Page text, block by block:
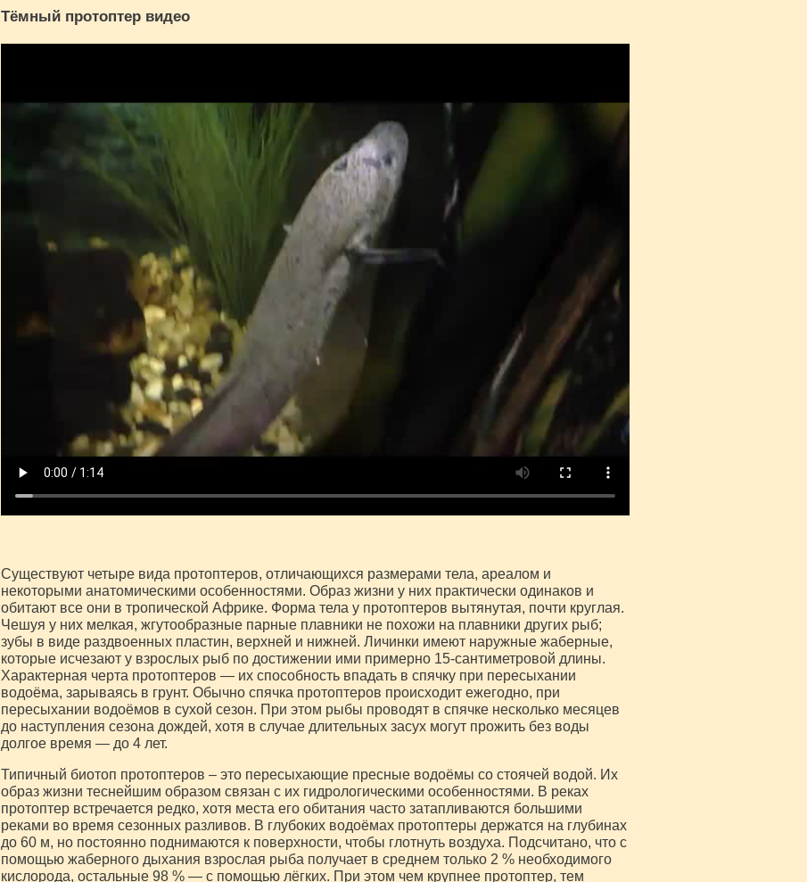
Тёмный протоптер видео
Существуют четыре вида протоптеров, отличающихся размерами тела, ареалом и
некоторыми анатомическими особенностями. Образ жизни у них практически одинаков и
обитают все они в тропической Африке. Форма тела у протоптеров вытянутая, почти круглая.
Чешуя у них мелкая, жгутообразные парные плавники не похожи на плавники других рыб;
зубы в виде раздвоенных пластин, верхней и нижней. Личинки имеют наружные жаберные,
которые исчезают у взрослых рыб по достижении ими примерно 15-сантиметровой длины.
Характерная черта протоптеров — их способность впадать в спячку при пересыхании
водоёма, зарываясь в грунт. Обычно спячка протоптеров происходит ежегодно, при
пересыхании водоёмов в сухой сезон. При этом рыбы проводят в спячке несколько месяцев
до наступления сезона дождей, хотя в случае длительных засух могут прожить без воды
долгое время — до 4 лет.
Типичный биотоп протоптеров – это пересыхающие пресные водоёмы со стоячей водой. Их
образ жизни теснейшим образом связан с их гидрологическими особенностями. В реках
протоптер встречается редко, хотя места его обитания часто затапливаются большими
реками во время сезонных разливов. В глубоких водоёмах протоптеры держатся на глубинах
до 60 м, но постоянно поднимаются к поверхности, чтобы глотнуть воздуха. Подсчитано, что с
помощью жаберного дыхания взрослая рыба получает в среднем только 2 % необходимого
кислорода, остальные 98 % — с помощью лёгких. При этом чем крупнее протоптер, тем